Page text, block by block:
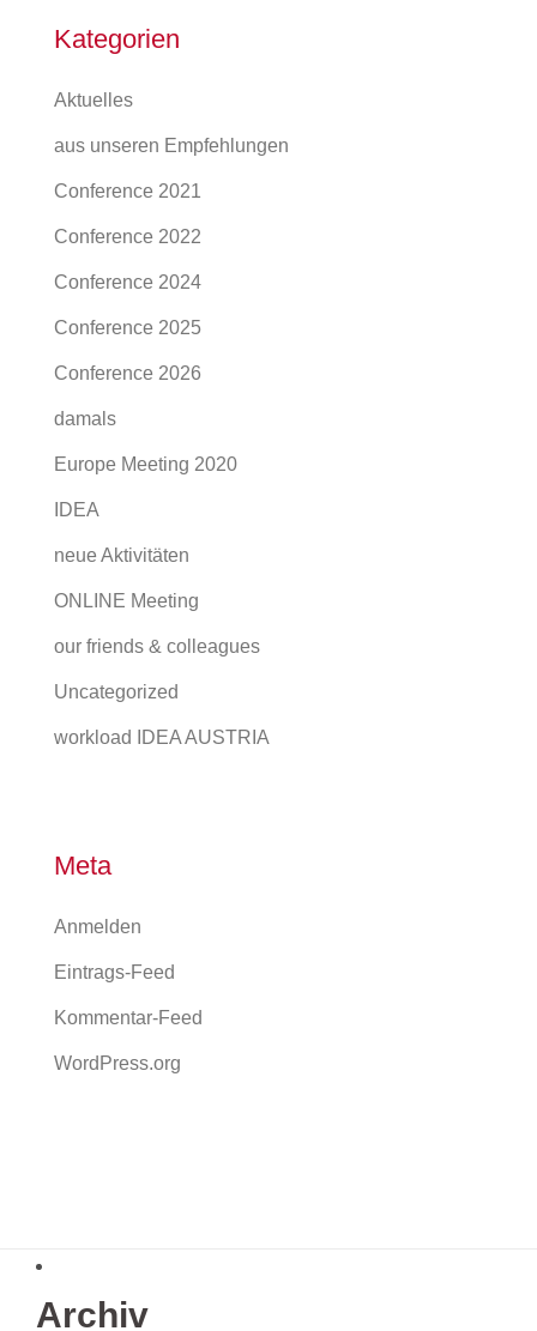
Kategorien
Aktuelles
aus unseren Empfehlungen
Conference 2021
Conference 2022
Conference 2024
Conference 2025
Conference 2026
damals
Europe Meeting 2020
IDEA
neue Aktivitäten
ONLINE Meeting
our friends & colleagues
Uncategorized
workload IDEA AUSTRIA
Meta
Anmelden
Eintrags-Feed
Kommentar-Feed
WordPress.org
Archiv